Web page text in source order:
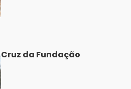
Cruz da Fundação